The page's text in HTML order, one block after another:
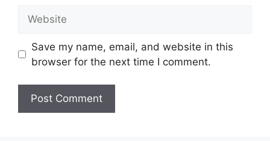
Save my name, email, and website in this
browser for the next time I comment.